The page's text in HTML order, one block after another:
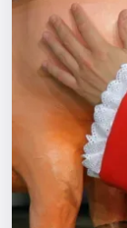
Города
Площадки
Артисты
Рейтинги